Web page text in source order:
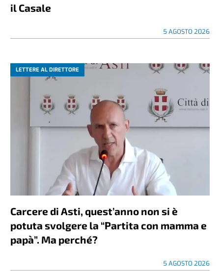
il Casale
5 AGOSTO 2026
LETTERE AL DIRETTORE
Carcere di Asti, quest’anno non si è
potuta svolgere la “Partita con mamma e
papà”. Ma perché?
5 AGOSTO 2026